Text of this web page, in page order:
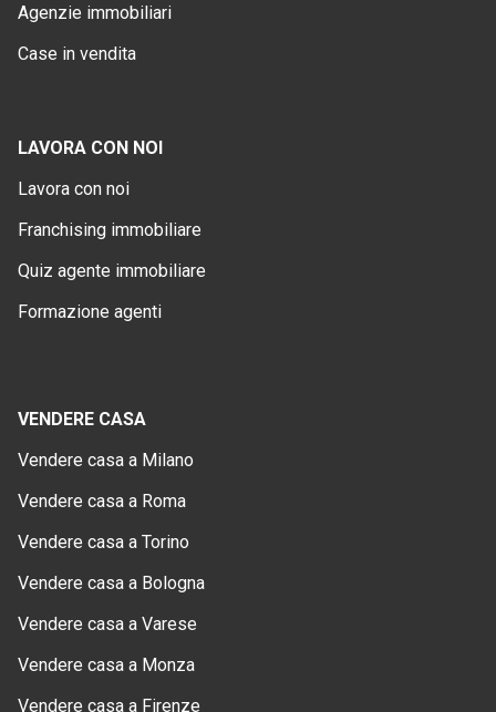
Agenzie immobiliari
Case in vendita
LAVORA CON NOI
Lavora con noi
Franchising immobiliare
Quiz agente immobiliare
Formazione agenti
VENDERE CASA
Vendere casa a Milano
Vendere casa a Roma
Vendere casa a Torino
Vendere casa a Bologna
Vendere casa a Varese
Vendere casa a Monza
Vendere casa a Firenze